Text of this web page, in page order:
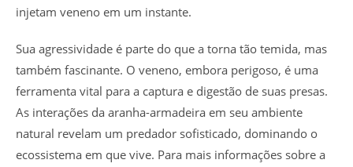
injetam veneno em um instante.
Sua agressividade é parte do que a torna tão temida, mas
também fascinante. O veneno, embora perigoso, é uma
ferramenta vital para a captura e digestão de suas presas.
As interações da aranha-armadeira em seu ambiente
natural revelam um predador sofisticado, dominando o
ecossistema em que vive. Para mais informações sobre a